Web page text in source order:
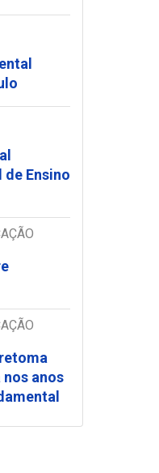
de Ensino
anos